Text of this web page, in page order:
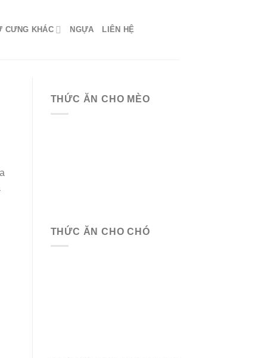
CƯNG KHÁC NGỰA LIÊN HỆ
THỨC ĂN CHO MÈO
THỨC ĂN CHO CHÓ